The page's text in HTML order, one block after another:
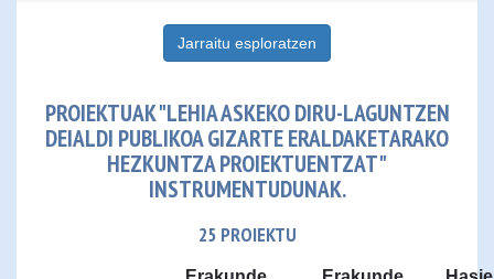
Jarraitu esploratzen
PROIEKTUAK "LEHIA ASKEKO DIRU-LAGUNTZEN
DEIALDI PUBLIKOA GIZARTE ERALDAKETARAKO
HEZKUNTZA PROIEKTUENTZAT"
INSTRUMENTUDUNAK.
25 PROIEKTU